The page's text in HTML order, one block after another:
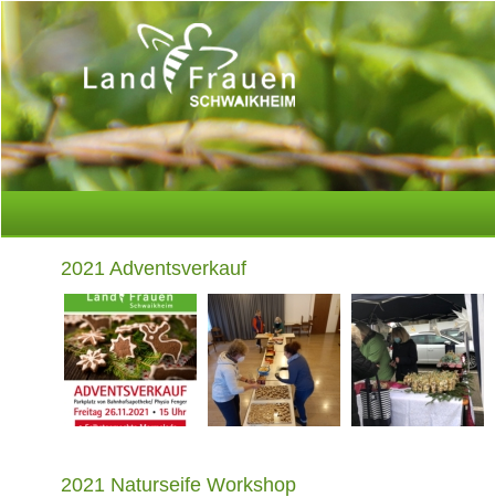
2021 Adventsverkauf
2021 Naturseife Workshop